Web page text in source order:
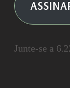
Junte-se a